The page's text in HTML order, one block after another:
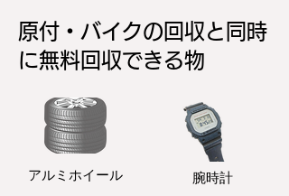
原付・バイクの回収と同時
に無料回収できる物
アルミホイール ​腕時計